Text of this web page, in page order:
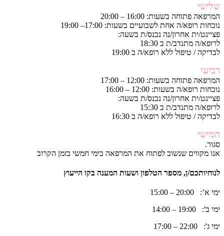
שלישי
המרפאה פתוחה בשעות: 16:00 – 20:00
נוכחות רופא/ה אחת לשבועיים בשעות: 17:00– 19:00
פציינט/ית אחרון/נה נכנס/ת בשעה:
לרופא/ה מתנדב/ת ב 18:30
לבדיקה / טיפול ללא רופא/ה ב 19:00
רביעי
המרפאה פתוחה בשעות: 12:00 – 17:00
נוכחות רופא/ה בשעות: 12:00 – 16:00
פציינט/ית אחרון/נה נכנס/ת בשעה:
לרופא/ה מתנדב/ת ב 15:30
לבדיקה / טיפול ללא רופא/ה ב 16:30
חמישי
סגור.
אנו מקווים שנשוב לפתוח את המרפאה בימי חמשי בזמן הקרוב
לנוחיותכם/ן, מספר הטלפון ושעות המענה בקו הייעוץ
ימי א’: 20:00 – 15:00
ימי ב': 19:00 – 14:00
ימי ג': 22:00 – 17:00